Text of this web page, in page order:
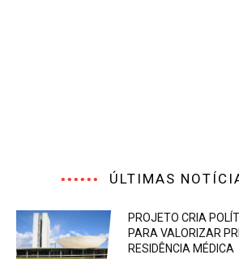
ÚLTIMAS
PROJETO CRIA
PARA VALORIZAR
RESIDÊNCIA MÉDICA